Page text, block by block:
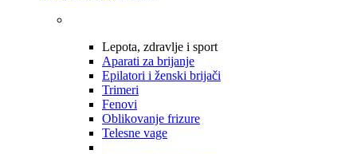
Lepota, zdravlje i sport
Aparati za brijanje
Epilatori i ženski brijači
Trimeri
Fenovi
Oblikovanje frizure
Telesne vage